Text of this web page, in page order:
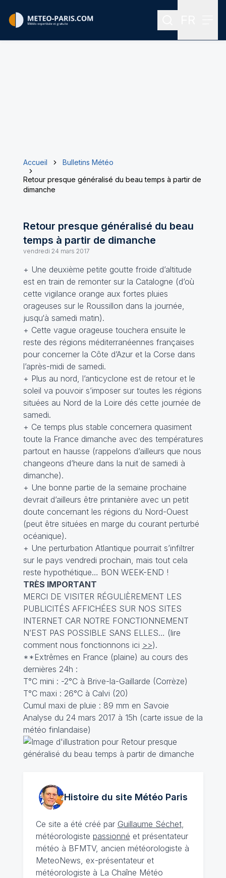
Rechercher
Accueil
Bulletins Météo
Retour presque généralisé du beau temps à partir de
dimanche
Retour presque généralisé du beau
temps à partir de dimanche
vendredi 24 mars 2017
+ Une deuxième petite goutte froide d’altitude
est en train de remonter sur la Catalogne (d’où
cette vigilance orange aux fortes pluies
orageuses sur le Roussillon dans la journée,
jusqu‘à samedi matin).
+ Cette vague orageuse touchera ensuite le
reste des régions méditerranéennes françaises
pour concerner la Côte d’Azur et la Corse dans
l’après-midi de samedi.
+ Plus au nord, l’anticyclone est de retour et le
soleil va pouvoir s’imposer sur toutes les régions
situées au Nord de la Loire dés cette journée de
samedi.
+ Ce temps plus stable concernera quasiment
toute la France dimanche avec des températures
partout en hausse (rappelons d’ailleurs que nous
changeons d’heure dans la nuit de samedi à
dimanche).
+ Une bonne partie de la semaine prochaine
devrait d’ailleurs être printanière avec un petit
doute concernant les régions du Nord-Ouest
(peut être situées en marge du courant perturbé
océanique).
+ Une perturbation Atlantique pourrait s’infiltrer
sur le pays vendredi prochain, mais tout cela
reste hypothétique… BON WEEK-END !
TRÈS IMPORTANT
MERCI DE VISITER RÉGULIÈREMENT LES
PUBLICITÉS AFFICHÉES SUR NOS SITES
INTERNET CAR NOTRE FONCTIONNEMENT
N’EST PAS POSSIBLE SANS ELLES… (lire
comment nous fonctionnons ici >>).
**Extrêmes en France (plaine) au cours des
dernières 24h :
T°C mini : -2°C à Brive-la-Gaillarde (Corrèze)
T°C maxi : 26°C à Calvi (20)
Cumul maxi de pluie : 89 mm en Savoie
Analyse du 24 mars 2017 à 15h (carte issue de la
météo finlandaise)
Histoire du site MétéoParis
Ce site a été créé par Guillaume Séchet,
météorologiste passionné et présentateur
météo à BFMTV, ancien météorologiste à
MeteoNews, ex-présentateur et
météorologiste à La Chaîne Météo